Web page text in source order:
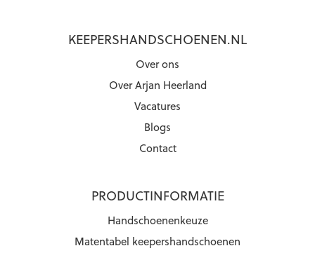
KEEPERSHANDSCHOENEN.NL
Over ons
Over Arjan Heerland
Vacatures
Blogs
Contact
PRODUCTINFORMATIE
Handschoenenkeuze
Matentabel keepershandschoenen